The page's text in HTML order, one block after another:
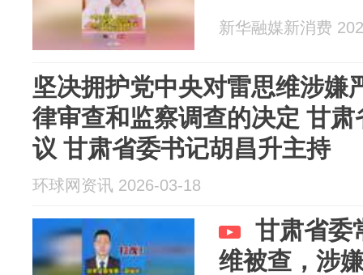
新华融媒新消费
坚决拥护党中央对雷思维涉嫌
律审查和监察调查的决定 甘
议 甘肃省委书记胡昌升主持
环球网资讯 2026-03-18
甘肃省委
维被查，涉